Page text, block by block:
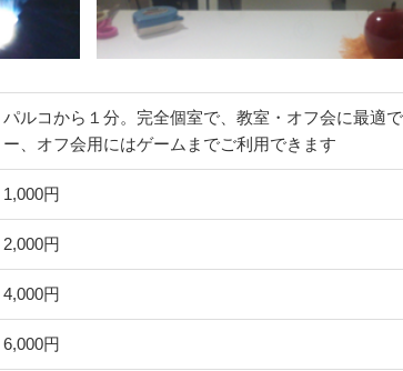
パルコから１分。完全個室で、教室・オフ会に最適
ー、オフ会用にはゲームまでご利用できます
1,000円
2,000円
4,000円
6,000円